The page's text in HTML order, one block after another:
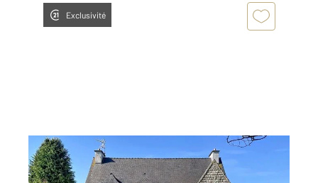
Exclusivité
LEHON 22
190 m2
, 7 pièces